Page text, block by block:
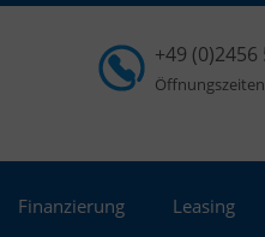
+49 (0)2456
Finanzierung Leasing